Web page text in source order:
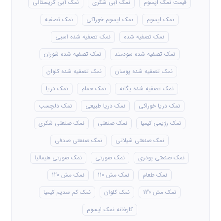
قیمت نمک اپسوم نمک آبی شکری
نمک آبی کریستالی
نمک اپسوم
نمک اپسوم خوراکی
نمک تصفیه
نمک تصفیه شده
نمک تصفیه شده اسبی
نمک تصفیه شده سودمند
نمک تصفیه شده شوران
نمک تصفیه شده پوسان
نمک تصفیه شده کلوان
نمک تصفیه شده یگانه
نمک حمام
نمک دریا
نمک دریا خوراکی
نمک دریا طبیعی
نمک دلچسب
نمک رژیمی کیمیا
نمک صنعتی
نمک صنعتی شکری
نمک صنعتی شیلاتی
نمک صنعتی صدفی
نمک صنعتی پودری
نمک صورتی
نمک صورتی هیمالیا
نمک طعام
نمک مش 110
نمک مش 120
نمک مش 130
نمک کلوان
نمک کم سدیم کیمیا
کارخانه نمک اپسوم